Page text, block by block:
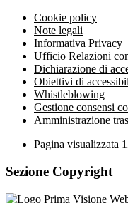
Cookie policy
Note legali
Informativa Privacy
Ufficio Relazioni
Dichiarazione di
Obiettivi di
Whistleblowing
Gestione consensi
Amministrazione
Pagina visualizzata
Sezione Copyright